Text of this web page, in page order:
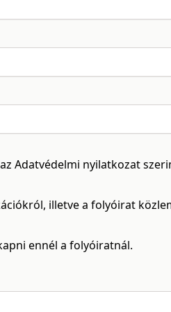
Adatvédelmi nyilatkozat
illetve a folyóirat
ennél a folyóiratnál.